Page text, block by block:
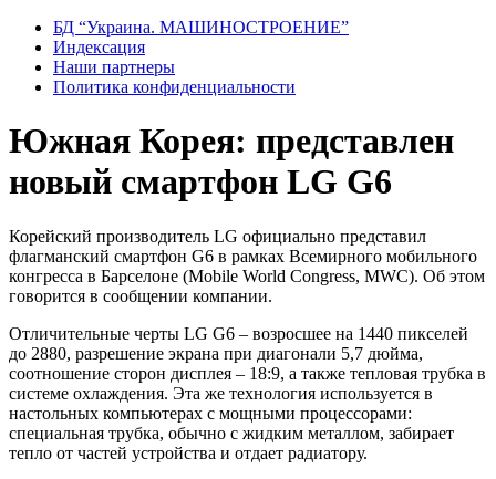
БД “Украина. МАШИНОСТРОЕНИЕ”
Индекcация
Наши партнеры
Политика конфиденциальности
Южная Корея: представлен
новый смартфон LG G6
Корейский производитель LG официально представил
флагманский смартфон G6 в рамках Всемирного мобильного
конгресса в Барселоне (Mobile World Congress, MWC). Об этом
говорится в сообщении компании.
Отличительные черты LG G6 – возросшее на 1440 пикселей
до 2880, разрешение экрана при диагонали 5,7 дюйма,
соотношение сторон дисплея – 18:9, а также тепловая трубка в
системе охлаждения. Эта же технология используется в
настольных компьютерах с мощными процессорами:
специальная трубка, обычно с жидким металлом, забирает
тепло от частей устройства и отдает радиатору.